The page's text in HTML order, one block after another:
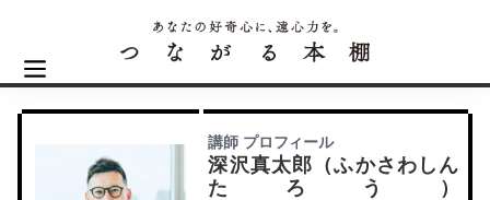
講師 プロフィール
深沢真太郎（ふかさわしん
たろう）